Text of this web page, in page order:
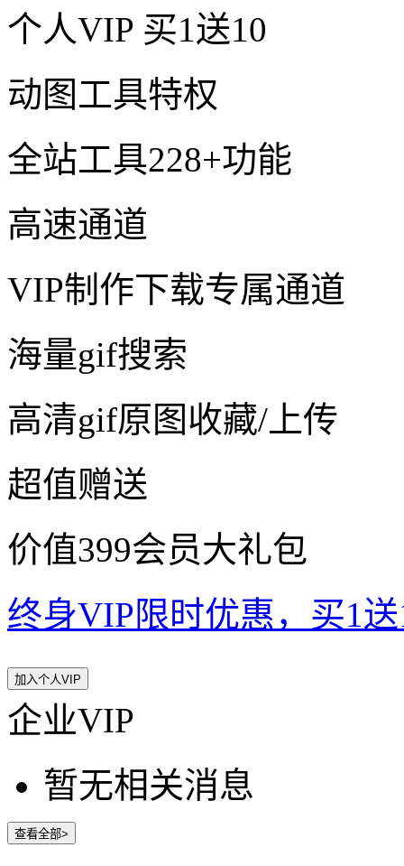
个人VIP 买1送10
动图工具特权
全站工具228+功能
高速通道
VIP制作下载专属通道
海量gif搜索
高清gif原图收藏/上传
超值赠送
价值399会员大礼包
终身VIP限时优惠，买1
加入个人VIP
企业VIP
暂无相关消息
查看全部>